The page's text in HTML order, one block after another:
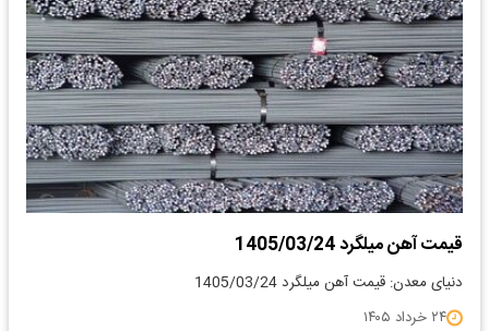
قیمت آهن میلگرد 1405/03/24
دنیای معدن: قیمت آهن میلگرد 1405/03/24
۲۴ خرداد ۱۴۰۵